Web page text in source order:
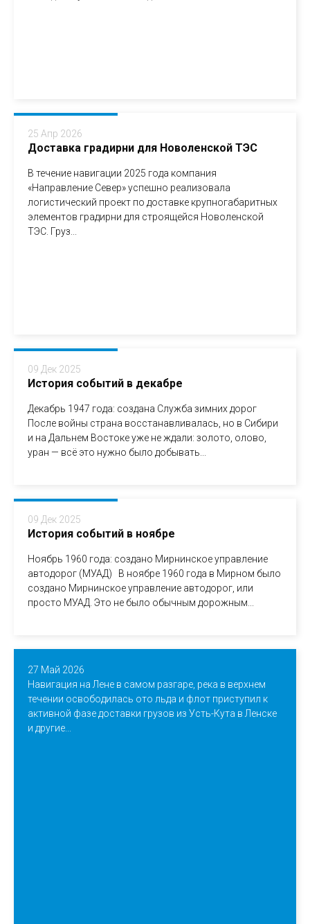
25 Апр 2026
Доставка градирни для Новоленской ТЭС
В течение навигации 2025 года компания
«Направление Север» успешно реализовала
логистический проект по доставке крупногабаритных
элементов градирни для строящейся Новоленской
ТЭС. Груз...
09 Дек 2025
История событий в декабре
Декабрь 1947 года: создана Служба зимних дорог
После войны страна восстанавливалась, но в Сибири
и на Дальнем Востоке уже не ждали: золото, олово,
уран — всё это нужно было добывать...
09 Дек 2025
История событий в ноябре
Ноябрь 1960 года: создано Мирнинское управление
автодорог (МУАД) В ноябре 1960 года в Мирном было
создано Мирнинское управление автодорог, или
просто МУАД. Это не было обычным дорожным...
27 Май 2026
Навигация на Лене в самом разгаре, река в верхнем
течении освободилась ото льда и флот приступил к
активной фазе доставки грузов из Усть-Кута в Ленске
и другие...